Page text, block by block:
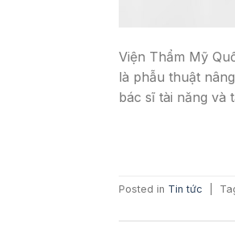
Viện Thẩm Mỹ
là phẫu thuật
bác sĩ tài năng và
Posted in Tin tức